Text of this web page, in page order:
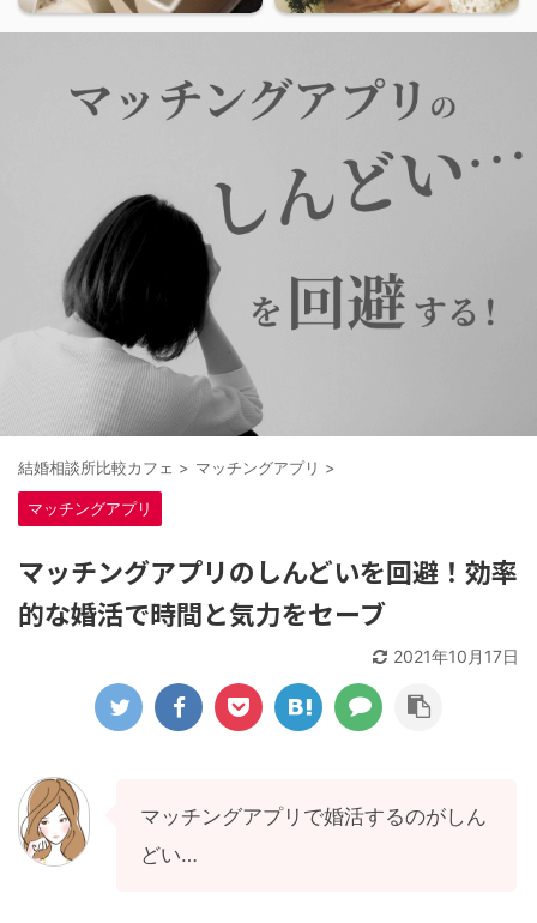
結婚相談所比較カフェ > マッチングアプリ >
マッチングアプリ
マッチングアプリのしんどいを回避！効率
的な婚活で時間と気力をセーブ
2021年10月17日
マッチングアプリで婚活するのがしん
どい…